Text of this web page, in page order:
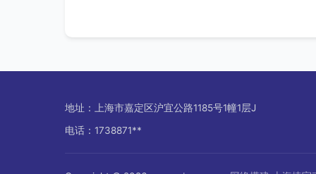
地址：上海市嘉定区沪宜公路1185号1幢1层J
电话：1738871**